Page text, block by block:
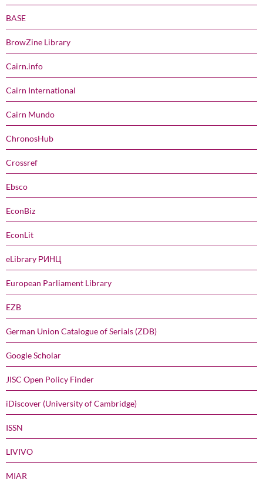
BASE
BrowZine Library
Cairn.info
Cairn International
Cairn Mundo
ChronosHub
Crossref
Ebsco
EconBiz
EconLit
eLibrary РИНЦ
European Parliament Library
EZB
German Union Catalogue of Serials (ZDB)
Google Scholar
JISC Open Policy Finder
iDiscover (University of Cambridge)
ISSN
LIVIVO
MIAR